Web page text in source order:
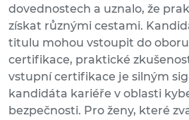
dovednostech a uznalo, že
získat různými cestami.
titulu mohou vstoupit do oboru
certifikace, praktické
vstupní certifikace je silným
kandidáta kariéře v oblasti
bezpečnosti. Pro ženy, které